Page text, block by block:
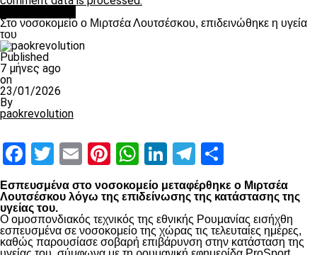
Στο νοσοκομείο ο Μιρτσέα Λουτσέσκου, επιδεινώθηκε η υγεία
του
Published
7 μήνες ago
on
23/01/2026
By
paokrevolution
Facebook
Twitter
EmailPinterest
WhatsApp
LinkedIn
Telegram
Εσπευσμένα στο νοσοκομείο μεταφέρθηκε ο Μιρτσέα
Λουτσέσκου λόγω της επιδείνωσης της κατάστασης της
υγείας του.
Ο ομοσπονδιακός τεχνικός της εθνικής Ρουμανίας εισήχθη
εσπευσμένα σε νοσοκομείο της χώρας τις τελευταίες ημέρες,
καθώς παρουσίασε σοβαρή επιβάρυνση στην κατάσταση της